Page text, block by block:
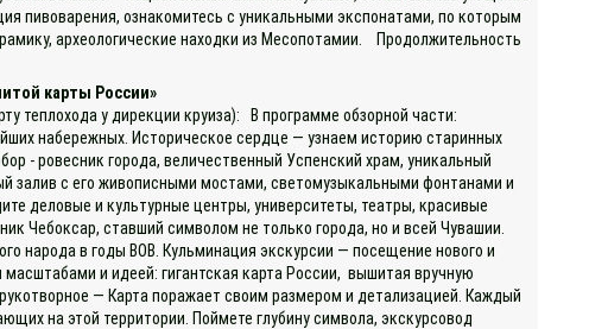
пивоварения, ознакомитесь с уникальными экспонатами, по которым
археологические находки из Месопотамии. Продолжительность
карты России»
теплохода у дирекции круиза): В программе обзорной части:
набережных. Историческое сердце — узнаем историю старинных
- ровесник города, величественный Успенский храм, уникальный
залив с его живописными мостами, светомузыкальными фонтанами и
деловые и культурные центры, университеты, театры, красивые
Чебоксар, ставший символом не только города, но и всей Чувашии.
народа в годы ВОВ. Кульминация экскурсии — посещение нового и
и идеей: гигантская карта России, вышитая вручную
— Карта поражает своим размером и детализацией. Каждый
на этой территории. Поймете глубину символа, экскурсовод